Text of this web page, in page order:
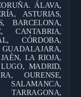
ÁLAVA,
ASTURIAS,
BARCELONA,
CANTABRIA,
CÓRDOBA,
LA RIOJA,
MADRID,
OURENSE,